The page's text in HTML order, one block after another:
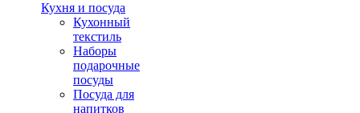
Кухня и посуда
Кухонный
текстиль
Наборы
подарочные
посуды
Посуда для
напитков